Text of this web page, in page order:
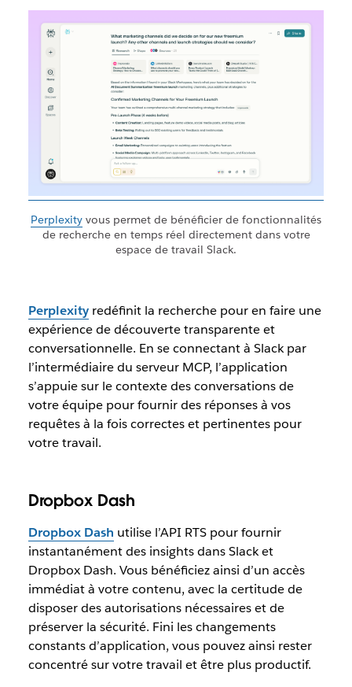
Perplexity vous permet de bénéficier de fonctionnalités
de recherche en temps réel directement dans votre
espace de travail Slack.
Perplexityredéfinit la recherche pour en faire une
expérience de découverte transparente et
conversationnelle. En se connectant à Slack par
l’intermédiaire du serveur MCP, l’application
s’appuie sur le contexte des conversations de
votre équipe pour fournir des réponses à vos
requêtes à la fois correctes et pertinentes pour
votre travail.
Dropbox Dash
Dropbox Dash utilise l’API RTS pour fournir
instantanément des insights dans Slack et
Dropbox Dash. Vous bénéficiez ainsi d’un accès
immédiat à votre contenu, avec la certitude de
disposer des autorisations nécessaires et de
préserver la sécurité. Fini les changements
constants d’application, vous pouvez ainsi rester
concentré sur votre travail et être plus productif.